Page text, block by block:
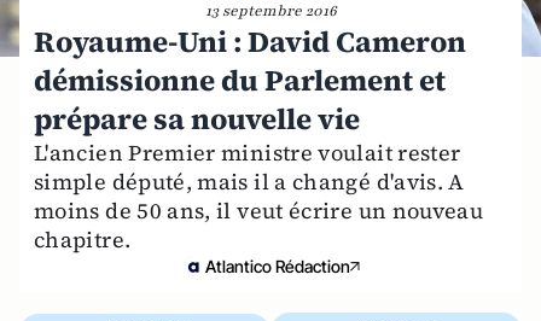
13 septembre 2016
Royaume-Uni : David Cameron
démissionne du Parlement et
prépare sa nouvelle vie
L'ancien Premier ministre voulait rester
simple député, mais il a changé d'avis. A
moins de 50 ans, il veut écrire un nouveau
chapitre.
Atlantico Rédaction